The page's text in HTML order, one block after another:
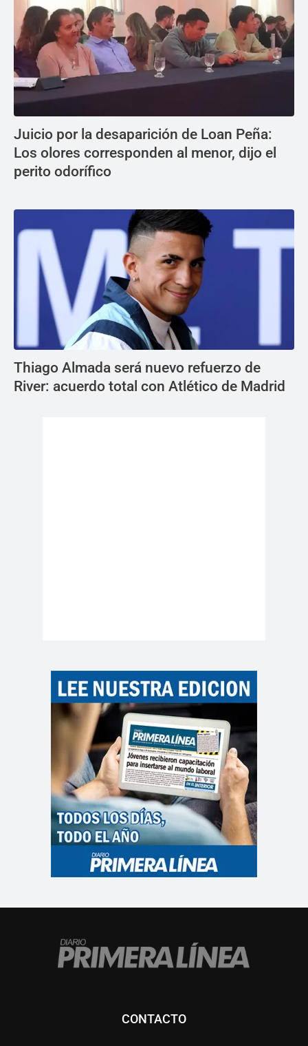
Juicio por la desaparición de Loan Peña:
Los olores corresponden al menor, dijo el
perito odorífico
Thiago Almada será nuevo refuerzo de
River: acuerdo total con Atlético de Madrid
CONTACTO